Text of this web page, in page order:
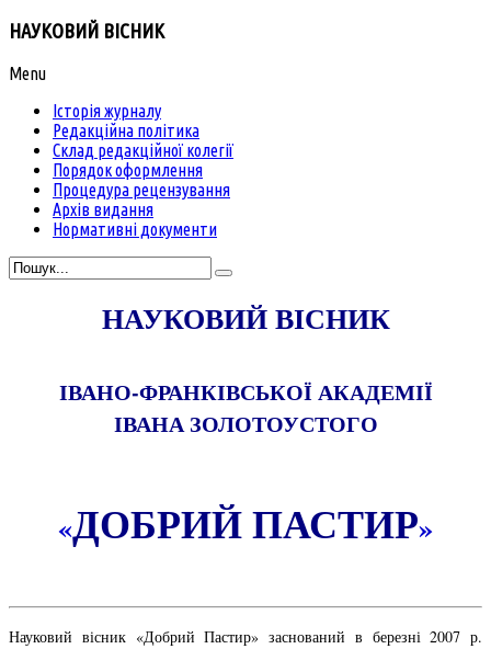
НАУКОВИЙ ВІСНИК
Menu
Історія журналу
Редакційна політика
Склад редакційної колегії
Порядок оформлення
Процедура рецензування
Архів видання
Нормативні документи
НАУКОВИЙ ВІСНИК
ІВАНО-ФРАНКІВСЬКОЇ АКАДЕМІЇ
ІВАНА ЗОЛОТОУСТОГО
«ДОБРИЙ ПАСТИР»
Науковий вісник «Добрий Пастир» заснований в березні 2007 р.